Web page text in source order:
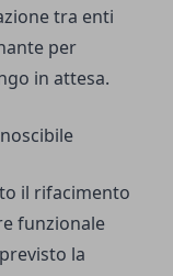
tra enti
per
in attesa.
il rifacimento
funzionale
la